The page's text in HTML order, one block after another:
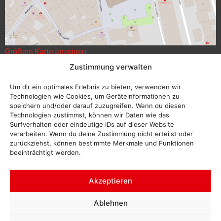
Zustimmung verwalten
Um dir ein optimales Erlebnis zu bieten, verwenden wir
Technologien wie Cookies, um Geräteinformationen zu
speichern und/oder darauf zuzugreifen. Wenn du diesen
Technologien zustimmst, können wir Daten wie das
Surfverhalten oder eindeutige IDs auf dieser Website
verarbeiten. Wenn du deine Zustimmung nicht erteilst oder
zurückziehst, können bestimmte Merkmale und Funktionen
beeinträchtigt werden.
Akzeptieren
Ablehnen
Größere Karte anzeigen